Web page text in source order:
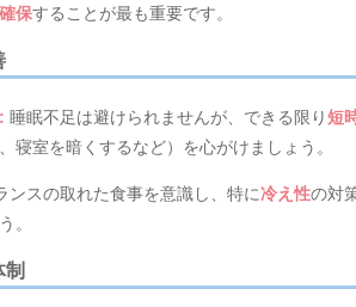
保することが最も重要です。
: 睡眠不足は避けられませんが、できる限り短
寝室を暗くするなど）を心がけましょう。
ンスの取れた食事を意識し、特に冷え性の対
。